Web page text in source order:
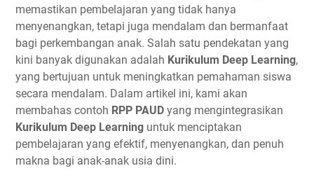
memastikan pembelajaran yang tidak hanya
menyenangkan, tetapi juga mendalam dan bermanfaat
bagi perkembangan anak. Salah satu pendekatan yang
kini banyak digunakan adalah Kurikulum Deep Learning,
yang bertujuan untuk meningkatkan pemahaman siswa
secara mendalam. Dalam artikel ini, kami akan
membahas contoh RPP PAUD yang mengintegrasikan
Kurikulum Deep Learning untuk menciptakan
pembelajaran yang efektif, menyenangkan, dan penuh
makna bagi anak-anak usia dini.